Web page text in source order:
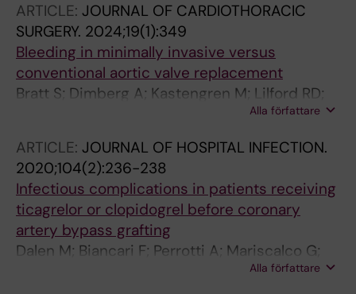
ARTICLE: JOURNAL OF CARDIOTHORACIC
SURGERY. 2024;19(1):349
Bleeding in minimally invasive versus
conventional aortic valve replacement
Bratt S; Dimberg A; Kastengren M; Lilford RD;
Svenarud P; Sartipy U; Franco-Cereceda A;
Alla författare
ARTICLE: JOURNAL OF HOSPITAL INFECTION.
2020;104(2):236-238
Infectious complications in patients receiving
ticagrelor or clopidogrel before coronary
artery bypass grafting
Dalen M; Biancari F; Perrotti A; Mariscalco G;
Onorati F; Faggian G; Franzese I; Salsano A;
Alla författare